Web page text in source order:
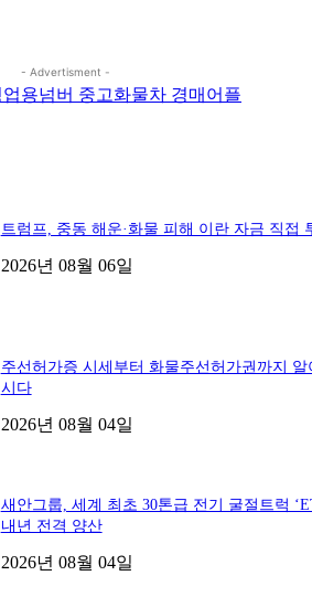
- Advertisment -
트럼프, 중동 해운·화물 피해 이란 자금 직접
2026년 08월 06일
주선허가증 시세부터 화물주선허가권까지 알
시다
2026년 08월 04일
새안그룹, 세계 최초 30톤급 전기 굴절트럭
내년 전격 양산
2026년 08월 04일